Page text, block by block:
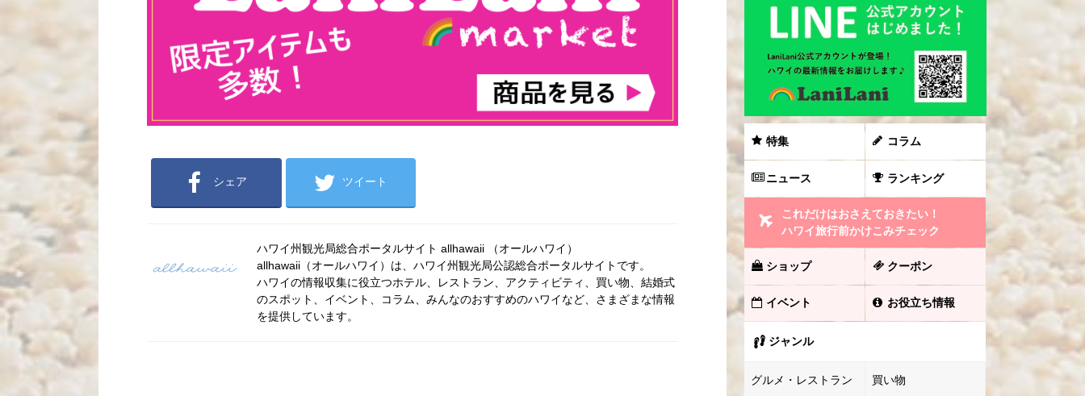
シェア ツイート
ハワイ州観光局総合ポータルサイト allhawaii （オールハワイ）
allhawaii（オールハワイ）は、ハワイ州観光局公認総合ポータルサイトです。
ハワイの情報収集に役立つホテル、レストラン、アクティビティ、買い物、結婚式
のスポット、イベント、コラム、みんなのおすすめのハワイなど、さまざまな情報
を提供しています。
特集 コラム
ニュース ランキング
これだけはおさえておきたい！
ハワイ旅行前かけこみチェック
ショップ クーポン
イベント お役立ち情報
ジャンル
グルメ・レストラン 買い物